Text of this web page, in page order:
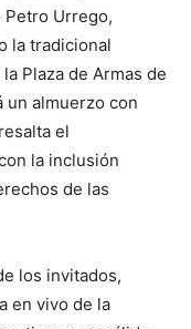
Petro Urrego,
la tradicional
Plaza de Armas de
un almuerzo con
el
la inclusión
de las
los invitados,
en vivo de la